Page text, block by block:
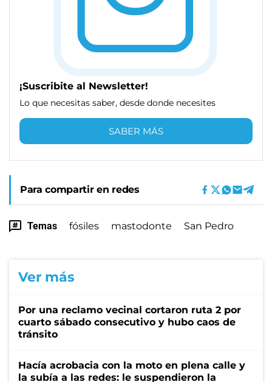
¡Suscribite al Newsletter!
Lo que necesitas saber, desde donde necesites
SABER MÁS
Para compartir en redes
Temas fósiles mastodonte San Pedro
Ver más
Por una reclamo vecinal cortaron ruta 2 por
cuarto sábado consecutivo y hubo caos de
tránsito
Hacía acrobacia con la moto en plena calle y
la subía a las redes: le suspendieron la